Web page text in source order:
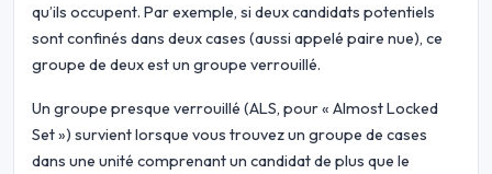
qu’ils occupent. Par exemple, si deux candidats potentiels
sont confinés dans deux cases (aussi appelé paire nue), ce
groupe de deux est un groupe verrouillé.
Un groupe presque verrouillé (ALS, pour « Almost Locked
Set ») survient lorsque vous trouvez un groupe de cases
dans une unité comprenant un candidat de plus que le